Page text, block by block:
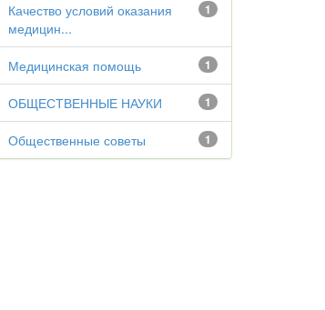
1
Качество условий оказания
медицин...
1
Медицинская помощь
1
ОБЩЕСТВЕННЫЕ НАУКИ
1
Общественные советы